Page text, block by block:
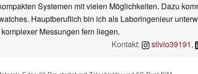
Systemen mit vielen Möglichkeiten. Dazu
Hauptberuflich bin ich als Laboringenieur
Messungen fern liegen.
Kontakt:
silvio39191,